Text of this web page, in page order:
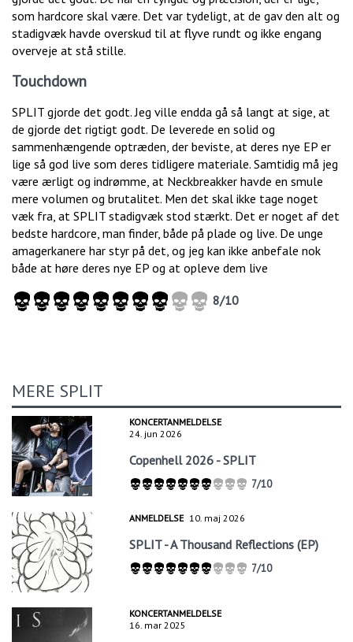
som hardcore skal være. Det var tydeligt, at de gav den alt og
stadigvæk havde overskud til at flyve rundt og ikke engang
overveje at stå stille.
Touchdown
SPLIT gjorde det godt. Jeg ville endda gå så langt at sige, at
de gjorde det rigtigt godt. De leverede en solid og
sammenhængende optræden, der beviste, at deres nye EP er
lige så god live som deres tidligere materiale. Samtidig må jeg
være ærligt og indrømme, at Neckbreakker havde en smule
mere volumen og brutalitet. Men det skal ikke tage noget
væk fra, at SPLIT stadigvæk stod stærkt. Det er noget af det
bedste hardcore, man finder, både på plade og live. De unge
amagerkanere har styr på det, og jeg kan ikke anbefale nok
både at høre deres nye EP og at opleve dem live
8/10
MERE SPLIT
KONCERTANMELDELSE
24. jun 2026
Copenhell 2026 - SPLIT
7/10
ANMELDELSE 10. maj 2026
SPLIT - A Thousand Reflections (EP)
7/10
KONCERTANMELDELSE
16. mar 2025